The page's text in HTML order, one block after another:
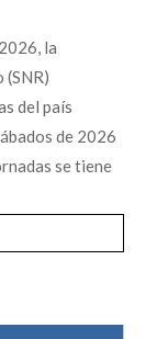
la
del país
de 2026
se tiene